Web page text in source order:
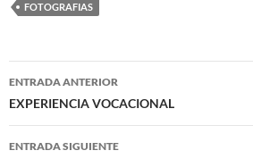
FOTOGRAFIAS
Navegación
de
entradas
ENTRADA ANTERIOR
EXPERIENCIA VOCACIONAL
ENTRADA SIGUIENTE